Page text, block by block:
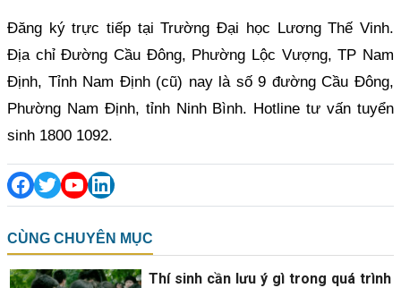
Đăng ký trực tiếp tại Trường Đại học Lương Thế Vinh.
Địa chỉ Đường Cầu Đông, Phường Lộc Vượng, TP Nam
Định, Tỉnh Nam Định (cũ) nay là số 9 đường Cầu Đông,
Phường Nam Định, tỉnh Ninh Bình. Hotline tư vấn tuyển
sinh 1800 1092.
CÙNG CHUYÊN MỤC
Thí sinh cần lưu ý gì trong quá trình